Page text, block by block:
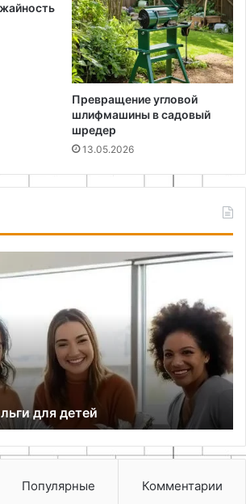
Превращение угловой
шлифмашины в садовый
шредер
13.05.2026
для детей
Популярные Комментарии